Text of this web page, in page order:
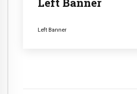
Left Banner